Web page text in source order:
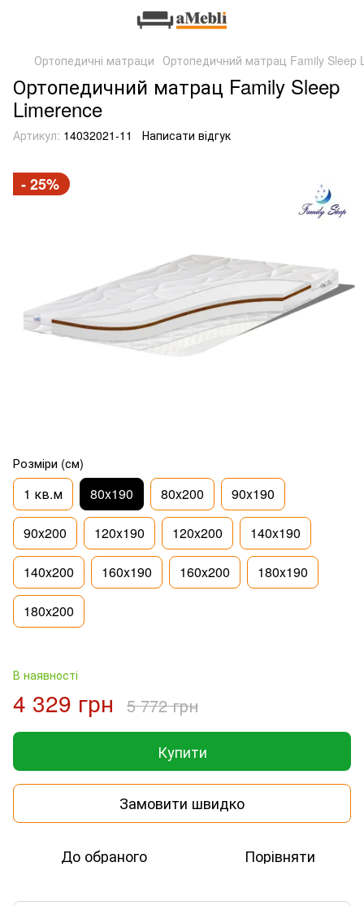
Ортопедичні матраци Ортопедичний матрац Family Sleep
Ортопедичний матрац Family Sleep
Limerence
Артикул: 14032021-11 Написати відгук
- 25%
Розміри (см)
1 кв.м 80x190 80x200 90x190
90x200 120x190 120x200 140x190
140x200 160x190 160x200 180x190
180x200
В наявності
4 329 грн 5 772 грн
Купити
Замовити швидко
До обраного Порівняти